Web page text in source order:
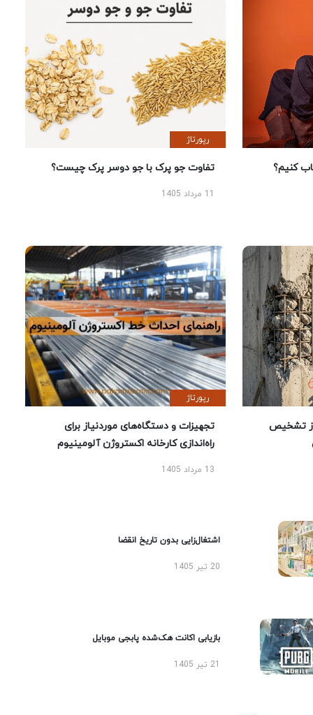
کنیم؟
رپورتاژ
تفاوت جو پرک با جو دوسر پرک چیست؟
تشخیص
رپورتاژ
تجهیزات و دستگاه‌های موردنیاز برای
راه‌اندازی کارخانه اکستروژن آلومینیوم
13 مرداد 1405
اشتغال‌زایی بدون تاریخ انقضا
20 تیر 1405
بازیابی اکانت هک‌شده پابجی موبایل